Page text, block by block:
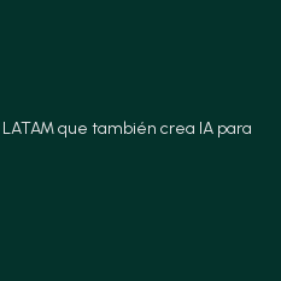
que también crea IA para